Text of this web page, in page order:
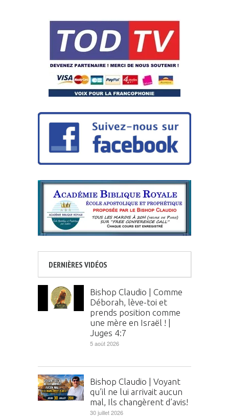
DERNIÈRES VIDÉOS
Bishop Claudio | Comme
Déborah, lève-toi et
prends position comme
une mère en Israël ! |
Juges 4:7
5 août 2026
Bishop Claudio | Voyant
qu’il ne lui arrivait aucun
mal, Ils changèrent d’avis!
30 juillet 2026